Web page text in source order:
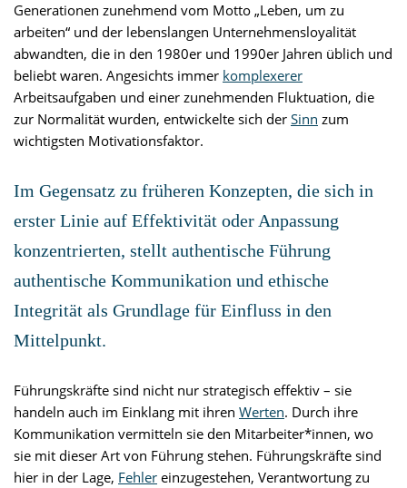
Generationen zunehmend vom Motto „Leben, um zu
arbeiten“ und der lebenslangen Unternehmensloyalität
abwandten, die in den 1980er und 1990er Jahren üblich und
beliebt waren. Angesichts immer komplexerer
Arbeitsaufgaben und einer zunehmenden Fluktuation, die
zur Normalität wurden, entwickelte sich der Sinn zum
wichtigsten Motivationsfaktor.
Im Gegensatz zu früheren Konzepten, die sich in
erster Linie auf Effektivität oder Anpassung
konzentrierten, stellt authentische Führung
authentische Kommunikation und ethische
Integrität als Grundlage für Einfluss in den
Mittelpunkt.
Führungskräfte sind nicht nur strategisch effektiv – sie
handeln auch im Einklang mit ihren Werten. Durch ihre
Kommunikation vermitteln sie den Mitarbeiter*innen, wo
sie mit dieser Art von Führung stehen. Führungskräfte sind
hier in der Lage, Fehler einzugestehen, Verantwortung zu